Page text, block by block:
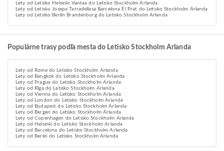
Lety od Letisko Helsinki Vantaa do Letisko Stockholm Arlanda
Lety od Letisko Josepa Tarradellasa Barcelona El Prat do Letisko Stockholm Arlanda
Lety od Letisko Berlín Brandenburg do Letisko Stockholm Arlanda
Populárne trasy podľa mesta do Letisko Stockholm Arlanda
Lety od Rome do Letisko Stockholm Arlanda
Lety od Bangkok do Letisko Stockholm Arlanda
Lety od Prague do Letisko Stockholm Arlanda
Lety od Rīga do Letisko Stockholm Arlanda
Lety od Vienna do Letisko Stockholm Arlanda
Lety od London do Letisko Stockholm Arlanda
Lety od Budapest do Letisko Stockholm Arlanda
Lety od Bergen do Letisko Stockholm Arlanda
Lety od Copenhagen do Letisko Stockholm Arlanda
Lety od Helsinki do Letisko Stockholm Arlanda
Lety od Barcelona do Letisko Stockholm Arlanda
Lety od Berlin do Letisko Stockholm Arlanda